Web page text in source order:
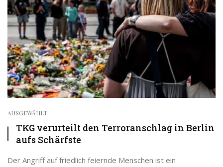
AUSGEWÄHLT
TKG verurteilt den Terroranschlag in Berlin
aufs Schärfste
Der Angriff auf friedlich feiernde Menschen ist ein